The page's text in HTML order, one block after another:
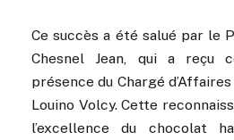
Ce succès a été salué par le
Chesnel Jean, qui a reçu
présence du Chargé
Louino Volcy. Cette
l’excellence du chocolat